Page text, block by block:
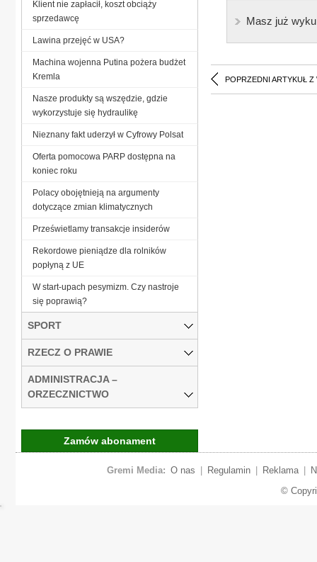
Masz już
POPRZEDNI ARTYKUŁ Z
Klient nie zapłacił, koszt obciąży
sprzedawcę
Lawina przejęć w USA?
Machina wojenna Putina pożera budżet
Kremla
Nasze produkty są wszędzie, gdzie
wykorzystuje się hydraulikę
Nieznany fakt uderzył w Cyfrowy Polsat
Oferta pomocowa PARP dostępna na
koniec roku
Polacy obojętnieją na argumenty
dotyczące zmian klimatycznych
Prześwietlamy transakcje insiderów
Rekordowe pieniądze dla rolników
popłyną z UE
W start-upach pesymizm. Czy nastroje
się poprawią?
SPORT
RZECZ O PRAWIE
ADMINISTRACJA –
ORZECZNICTWO
Zamów abonament
Gremi Media: O nas Regulamin Reklama
©